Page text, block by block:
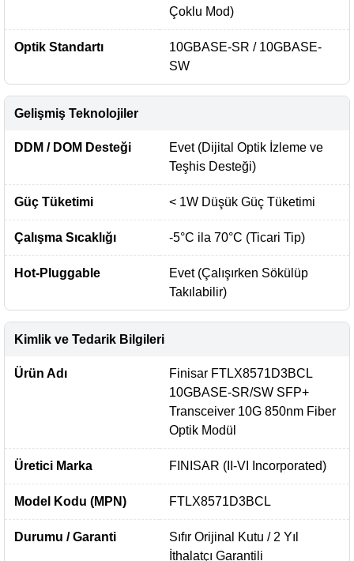
Çoklu Mod)
Optik Standartı
10GBASE-SR / 10GBASE-
SW
Gelişmiş Teknolojiler
DDM / DOM Desteği
Evet (Dijital Optik İzleme ve
Teşhis Desteği)
Güç Tüketimi < 1W Düşük Güç Tüketimi
Çalışma Sıcaklığı -5°C ila 70°C (Ticari Tip)
Hot-Pluggable
Evet (Çalışırken Sökülüp
Takılabilir)
Kimlik ve Tedarik Bilgileri
Ürün Adı
Finisar FTLX8571D3BCL
10GBASE-SR/SW SFP+
Transceiver 10G 850nm Fiber
Optik Modül
Üretici Marka FINISAR (II-VI Incorporated)
Model Kodu (MPN) FTLX8571D3BCL
Durumu / Garanti
Sıfır Orijinal Kutu / 2 Yıl
İthalatçı Garantili